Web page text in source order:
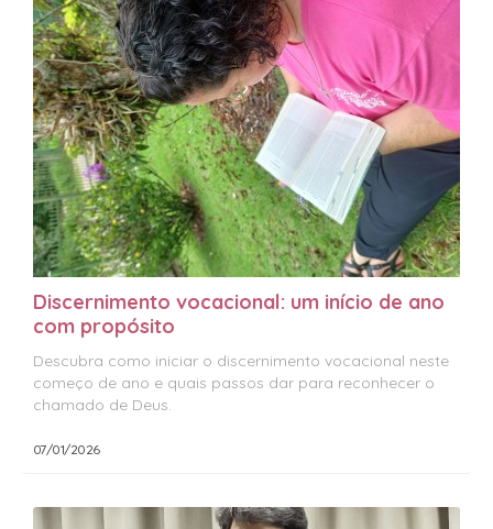
Discernimento vocacional: um início de ano
com propósito
Descubra como iniciar o discernimento vocacional neste
começo de ano e quais passos dar para reconhecer o
chamado de Deus.
07/01/2026